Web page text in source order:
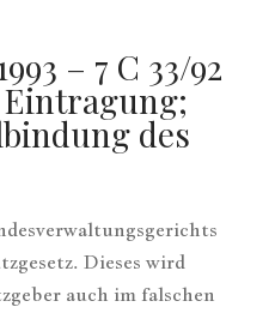
– 7 C 33/92
des
Dieses wird
auch im falschen